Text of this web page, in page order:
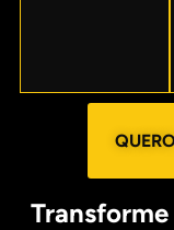
Transforme